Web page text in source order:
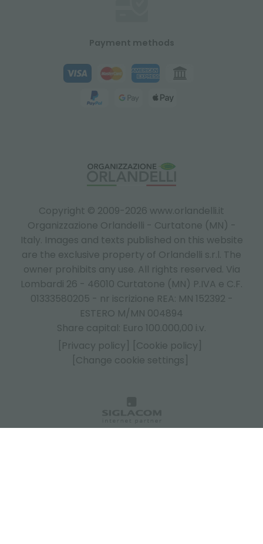
Copyright © 2009-2026 www.orlandelli.it
Organizzazione Orlandelli - Curtatone (MN) -
Italy. Images and texts published on this website
are the exclusive property of Orlandelli s.r.l. The
owner prohibits any use. All rights reserved. Via
Lombardi 26 - 46010 Curtatone (MN) P.IVA e C.F.
01333580205 - nr iscrizione REA: MN 152392 -
ESTERO M/MN 004894
Share capital: Euro 100.000,00 i.v.
[Privacy policy]
[Cookie policy]
[Change cookie settings]
Payment methods